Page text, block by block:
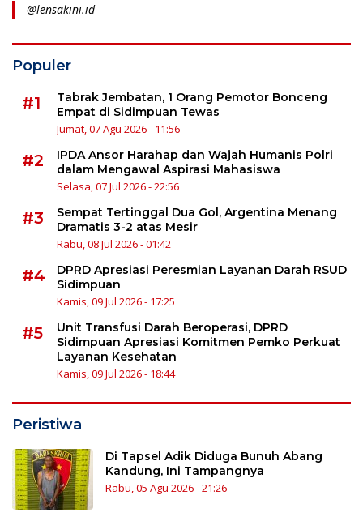
@lensakini.id
Populer
#1
Tabrak Jembatan, 1 Orang Pemotor Bonceng
Empat di Sidimpuan Tewas
Jumat, 07 Agu 2026 - 11:56
#2
IPDA Ansor Harahap dan Wajah Humanis Polri
dalam Mengawal Aspirasi Mahasiswa
Selasa, 07 Jul 2026 - 22:56
#3
Sempat Tertinggal Dua Gol, Argentina Menang
Dramatis 3-2 atas Mesir
Rabu, 08 Jul 2026 - 01:42
#4
DPRD Apresiasi Peresmian Layanan Darah RSUD
Sidimpuan
Kamis, 09 Jul 2026 - 17:25
#5
Unit Transfusi Darah Beroperasi, DPRD
Sidimpuan Apresiasi Komitmen Pemko Perkuat
Layanan Kesehatan
Kamis, 09 Jul 2026 - 18:44
Peristiwa
Di Tapsel Adik Diduga Bunuh Abang
Kandung, Ini Tampangnya
Rabu, 05 Agu 2026 - 21:26